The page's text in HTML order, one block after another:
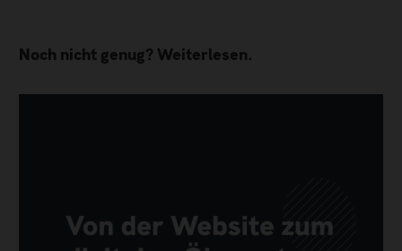
Noch nicht genug? Weiterlesen.